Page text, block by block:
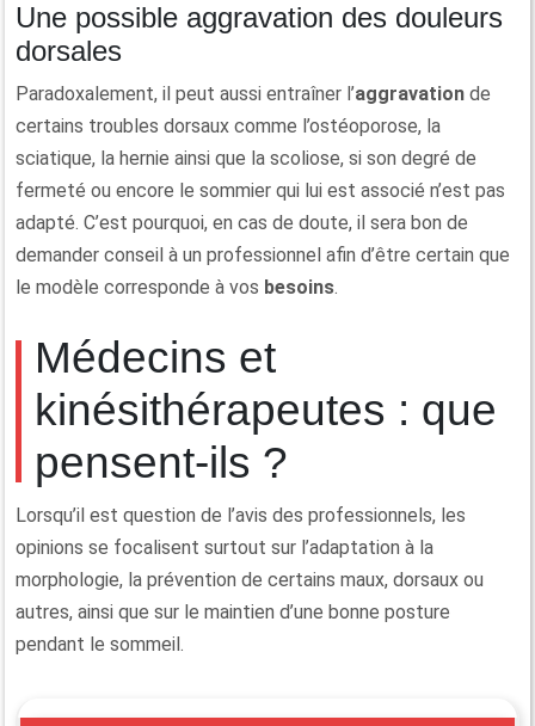
Une possible aggravation des douleurs
dorsales
Paradoxalement, il peut aussi entraîner l’aggravation de
certains troubles dorsaux comme l’ostéoporose, la
sciatique, la hernie ainsi que la scoliose, si son degré de
fermeté ou encore le sommier qui lui est associé n’est pas
adapté. C’est pourquoi, en cas de doute, il sera bon de
demander conseil à un professionnel afin d’être certain que
le modèle corresponde à vos besoins.
Médecins et
kinésithérapeutes : que
pensent-ils ?
Lorsqu’il est question de l’avis des professionnels, les
opinions se focalisent surtout sur l’adaptation à la
morphologie, la prévention de certains maux, dorsaux ou
autres, ainsi que sur le maintien d’une bonne posture
pendant le sommeil.